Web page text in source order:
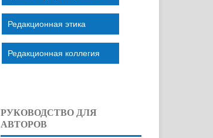
Редакционная этика
Редакционная коллегия
РУКОВОДСТВО ДЛЯ
АВТОРОВ